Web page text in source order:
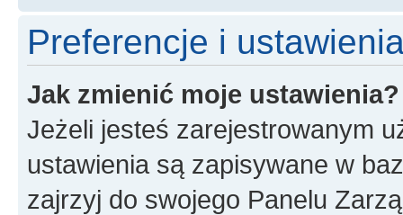
Preferencje i
Jak zmienić moje ustawienia?
Jeżeli jesteś zarejestrowanym
ustawienia są zapisywane w
zajrzyj do swojego Panelu